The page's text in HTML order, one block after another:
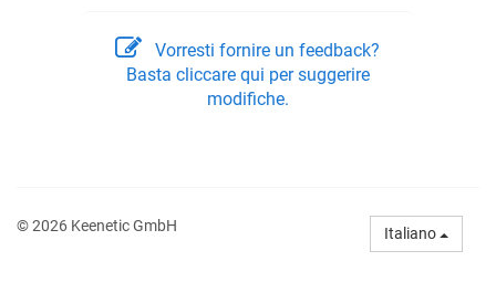
Vorresti fornire un feedback?
Basta cliccare qui per suggerire
modifiche.
© 2026 Keenetic GmbH Italiano